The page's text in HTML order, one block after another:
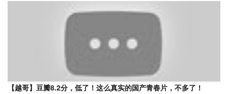
【越哥】豆瓣8.2分，低了！这么真实的国产青春片，不多了！